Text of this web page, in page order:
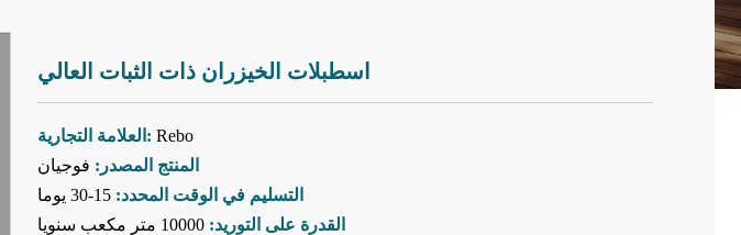
اسطبلات الخيزران ذات الثبات العالي
العلامة التجارية: Rebo
المنتج المصدر: فوجيان
التسليم في الوقت المحدد: 15-30 يوما
القدرة على التوريد: 10000 متر مكعب سنويا